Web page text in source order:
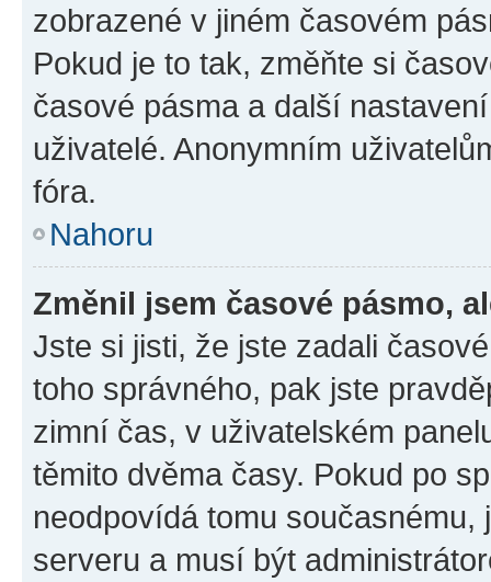
zobrazené v jiném časovém
Pokud je to tak, změňte si
časové pásma a další
uživatelé. Anonymním
fóra.
Nahoru
Změnil jsem časové pásmo,
Jste si jisti, že jste zadali
toho správného, pak jste
zimní čas, v uživatelském
těmito dvěma časy. Pokud po
neodpovídá tomu
serveru a musí být